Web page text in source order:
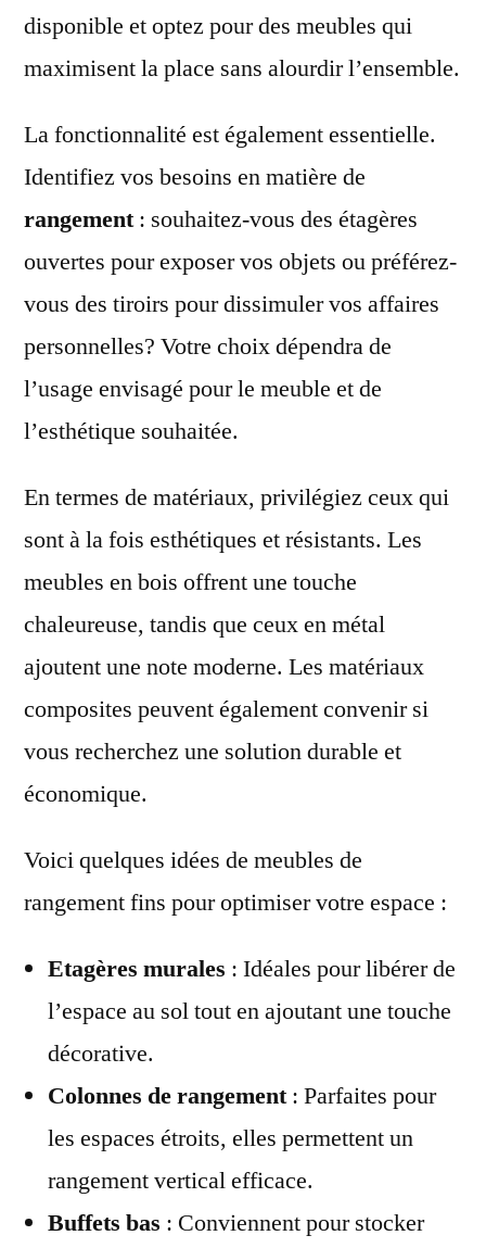
disponible et optez pour des meubles qui
maximisent la place sans alourdir l’ensemble.
La fonctionnalité est également essentielle.
Identifiez vos besoins en matière de
rangement: souhaitez-vous des étagères
ouvertes pour exposer vos objets ou préférez-
vous des tiroirs pour dissimuler vos affaires
personnelles? Votre choix dépendra de
l’usage envisagé pour le meuble et de
l’esthétique souhaitée.
En termes de matériaux, privilégiez ceux qui
sont à la fois esthétiques et résistants. Les
meubles en bois offrent une touche
chaleureuse, tandis que ceux en métal
ajoutent une note moderne. Les matériaux
composites peuvent également convenir si
vous recherchez une solution durable et
économique.
Voici quelques idées de meubles de
rangement fins pour optimiser votre espace :
Etagères murales : Idéales pour libérer de
l’espace au sol tout en ajoutant une touche
décorative.
Colonnes de rangement: Parfaites pour
les espaces étroits, elles permettent un
rangement vertical efficace.
Buffets bas : Conviennent pour stocker